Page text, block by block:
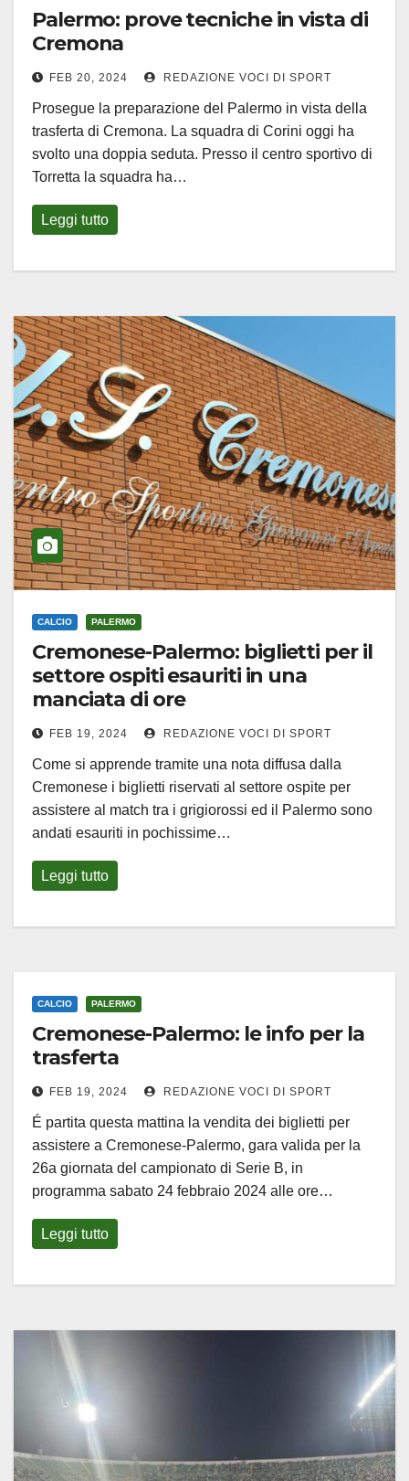
Palermo: prove tecniche in vista di
Cremona
FEB 20, 2024 REDAZIONE VOCI DI SPORT
Prosegue la preparazione del Palermo in vista della
trasferta di Cremona. La squadra di Corini oggi ha
svolto una doppia seduta. Presso il centro sportivo di
Torretta la squadra ha…
Leggi tutto
CALCIO PALERMO
Cremonese-Palermo: biglietti per il
settore ospiti esauriti in una
manciata di ore
FEB 19, 2024 REDAZIONE VOCI DI SPORT
Come si apprende tramite una nota diffusa dalla
Cremonese i biglietti riservati al settore ospite per
assistere al match tra i grigiorossi ed il Palermo sono
andati esauriti in pochissime…
Leggi tutto
CALCIO PALERMO
Cremonese-Palermo: le info per la
trasferta
FEB 19, 2024 REDAZIONE VOCI DI SPORT
É partita questa mattina la vendita dei biglietti per
assistere a Cremonese-Palermo, gara valida per la
26a giornata del campionato di Serie B, in
programma sabato 24 febbraio 2024 alle ore…
Leggi tutto